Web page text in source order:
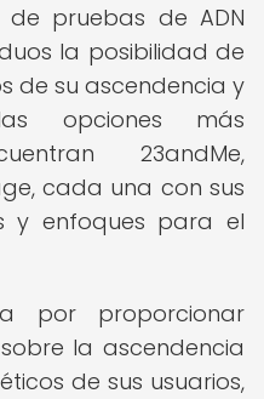
pruebas de ADN
la posibilidad de
de su ascendencia y
opciones más
23andMe,
cada una con sus
y enfoques para el
por proporcionar
la ascendencia
de sus usuarios,